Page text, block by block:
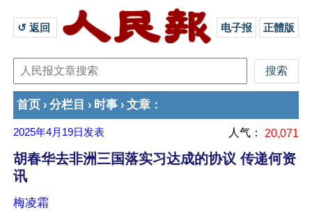
↺ 返回 电子报 正體版
首页 › 分栏目 › 时事 › 文章 ：
2025年4月19日 发表 人气： 20,071
胡春华去非洲三国落实习达成的协议 传递何资
讯
梅凌霜